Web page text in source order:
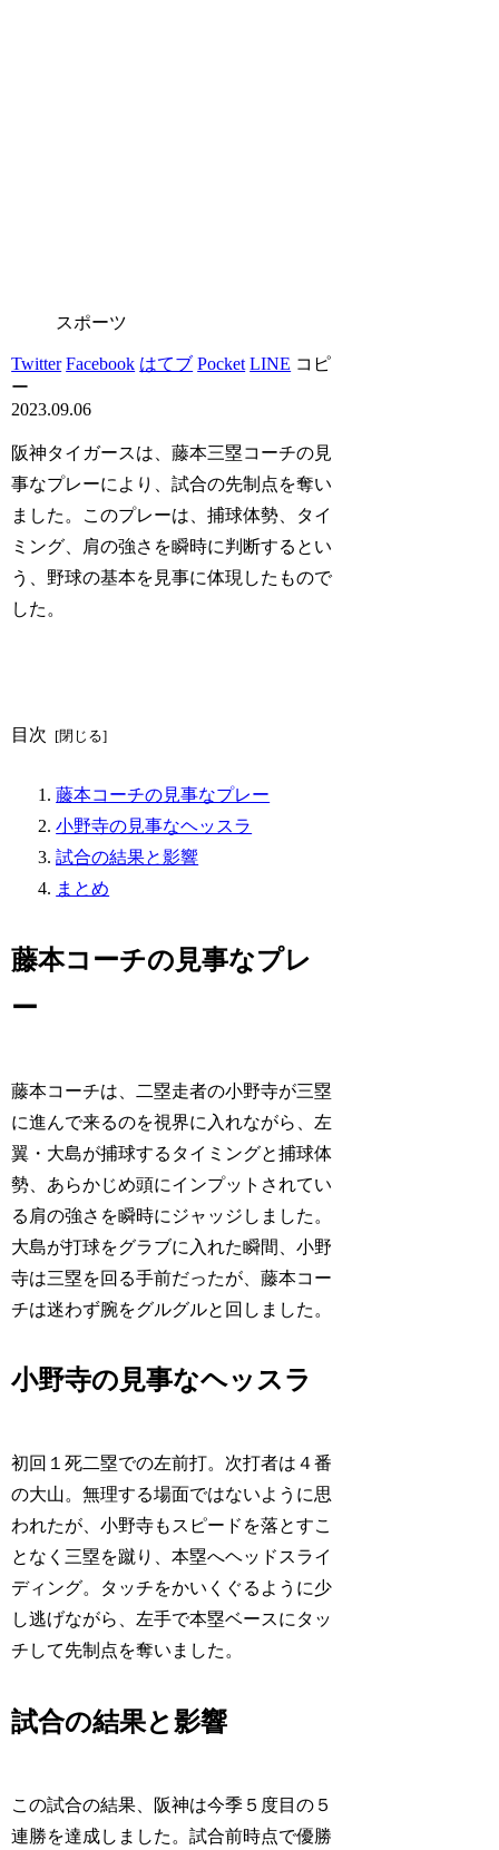
スポーツ
Twitter Facebook はてブ Pocket LINE コピ
ー
2023.09.06
阪神タイガースは、藤本三塁コーチの見
事なプレーにより、試合の先制点を奪い
ました。このプレーは、捕球体勢、タイ
ミング、肩の強さを瞬時に判断するとい
う、野球の基本を見事に体現したもので
した。
目次
藤本コーチの見事なプレー
小野寺の見事なヘッスラ
試合の結果と影響
まとめ
藤本コーチの見事なプレ
ー
藤本コーチは、二塁走者の小野寺が三塁
に進んで来るのを視界に入れながら、左
翼・大島が捕球するタイミングと捕球体
勢、あらかじめ頭にインプットされてい
る肩の強さを瞬時にジャッジしました。
大島が打球をグラブに入れた瞬間、小野
寺は三塁を回る手前だったが、藤本コー
チは迷わず腕をグルグルと回しました。
小野寺の見事なヘッスラ
初回１死二塁での左前打。次打者は４番
の大山。無理する場面ではないように思
われたが、小野寺もスピードを落とすこ
となく三塁を蹴り、本塁へヘッドスライ
ディング。タッチをかいくぐるように少
し逃げながら、左手で本塁ベースにタッ
チして先制点を奪いました。
試合の結果と影響
この試合の結果、阪神は今季５度目の５
連勝を達成しました。試合前時点で優勝